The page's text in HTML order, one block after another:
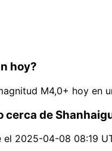
hoy?
M4,0+ hoy en
cerca de
2025-04-08 08:19